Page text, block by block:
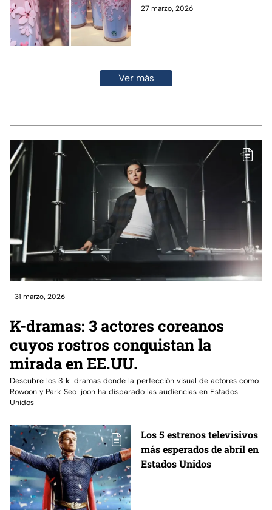
de cerezos en flor de Disney x
27 marzo, 2026
Ver más
31 marzo, 2026
K-dramas: 3 actores coreanos
cuyos rostros conquistan la
mirada en EE.UU.
Descubre los 3 k-dramas donde la perfección visual de actores como
Rowoon y Park Seo-joon ha disparado las audiencias en Estados
Unidos
Los 5 estrenos televisivos
más esperados de abril en
Estados Unidos